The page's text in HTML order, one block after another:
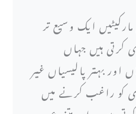
ایک وسیع تر
کرتی ہیں جہاں
اور بہتر پالیسیاں غیر
کو راغب کرنے میں